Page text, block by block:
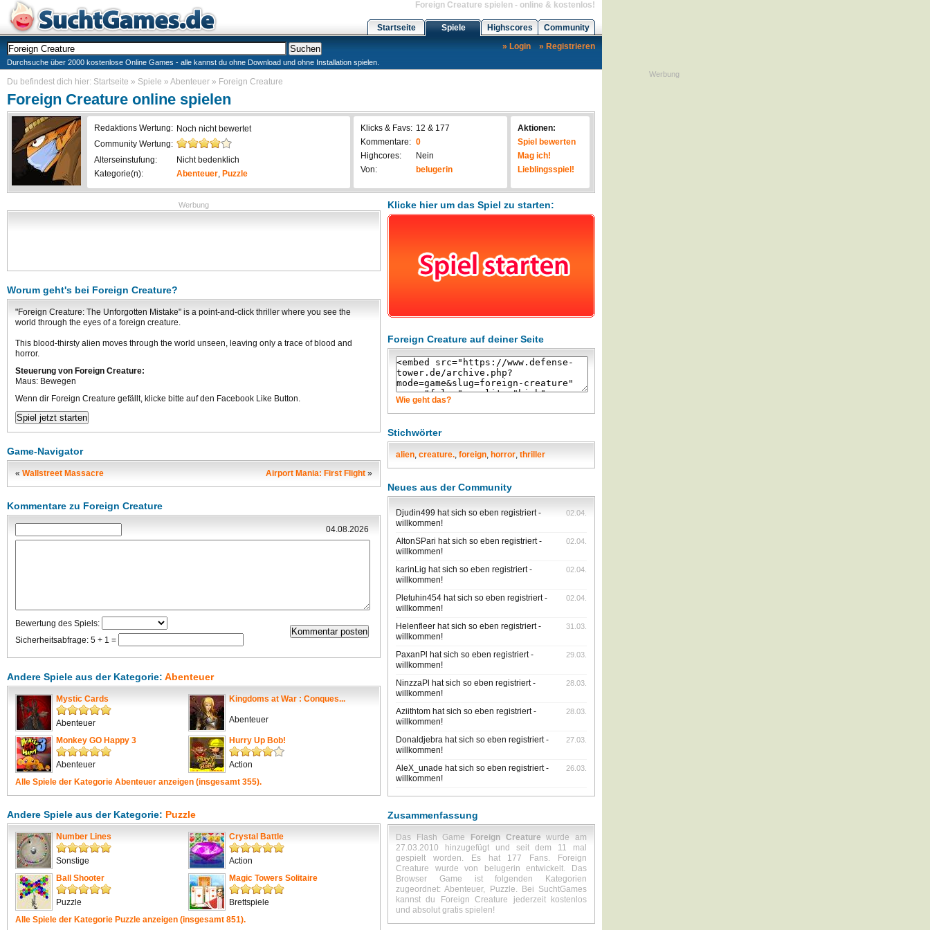
Foreign Creature spielen - online & kostenlos!
Startseite Spiele Highscores
Community
» Login
» Registrieren
Durchsuche über 2000 kostenlose Online Games - alle kannst du ohne Download und ohne Installation spielen.
Du befindest dich hier: Startseite » Spiele » Abenteuer » Foreign Creature
Foreign Creature online spielen
Redaktions Wertung: Noch nicht bewertet
Community Wertung:
Alterseinstufung:
Nicht bedenklich
Kategorie(n):
Abenteuer, Puzzle
Klicks & Favs: 12 & 177
Kommentare: 0
Highcores:
Nein
Von:
belugerin
Aktionen:
Spiel bewerten
Mag ich!
Lieblingsspiel!
Werbung
Worum geht's bei Foreign Creature?
"Foreign Creature: The Unforgotten Mistake" is a point-and-click thriller where you see the
world through the eyes of a foreign creature.
This blood-thirsty alien moves through the world unseen, leaving only a trace of blood and
horror.
Steuerung von Foreign Creature:
Maus: Bewegen
Wenn dir Foreign Creature gefällt, klicke bitte auf den Facebook Like Button.
Game-Navigator
Airport Mania: First Flight »
« Wallstreet Massacre
Kommentare zu Foreign Creature
04.08.2026
Bewertung des Spiels:
Sicherheitsabfrage: 5 + 1 =
Andere Spiele aus der Kategorie: Abenteuer
Mystic Cards
Abenteuer
Kingdoms at War : Conques...
Abenteuer
Monkey GO Happy 3
Abenteuer
Hurry Up Bob!
Action
Alle Spiele der Kategorie Abenteuer anzeigen (insgesamt 355).
Andere Spiele aus der Kategorie: Puzzle
Number Lines
Sonstige
Crystal Battle
Action
Ball Shooter
Puzzle
Magic Towers Solitaire
Brettspiele
Alle Spiele der Kategorie Puzzle anzeigen (insgesamt 851).
Klicke hier um das Spiel zu starten:
Foreign Creature auf deiner Seite
Wie geht das?
Stichwörter
alien, creature., foreign, horror, thriller
Neues aus der Community
02.04.
Djudin499 hat sich so eben registriert -
willkommen!
02.04.
AltonSPari hat sich so eben registriert -
willkommen!
02.04.
karinLig hat sich so eben registriert -
willkommen!
02.04.
Pletuhin454 hat sich so eben registriert -
willkommen!
31.03.
Helenfleer hat sich so eben registriert -
willkommen!
29.03.
PaxanPl hat sich so eben registriert -
willkommen!
28.03.
NinzzaPl hat sich so eben registriert -
willkommen!
28.03.
Aziithtom hat sich so eben registriert -
willkommen!
27.03.
Donaldjebra hat sich so eben registriert -
willkommen!
26.03.
AleX_unade hat sich so eben registriert -
willkommen!
Zusammenfassung
Das Flash Game Foreign Creature wurde am
27.03.2010 hinzugefügt und seit dem 11 mal
gespielt worden. Es hat 177 Fans. Foreign
Creature wurde von belugerin entwickelt. Das
Browser Game ist folgenden Kategorien
zugeordnet: Abenteuer, Puzzle. Bei SuchtGames
kannst du Foreign Creature jederzeit kostenlos
und absolut gratis spielen!
Werbung